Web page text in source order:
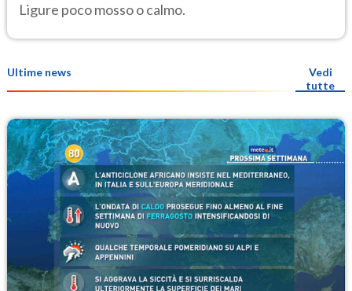
Ligure poco mosso o calmo.
Ultime news
Vedi
tutte